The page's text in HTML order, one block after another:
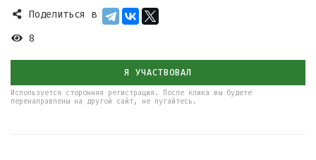
Поделиться в
8
Я УЧАСТВОВАЛ
Используется сторонняя регистрация. После клика вы будете
перенаправлены на другой сайт, не пугайтесь.